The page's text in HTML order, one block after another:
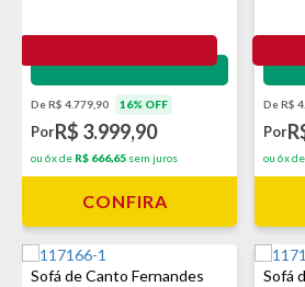
Impermeabilização - VEDA
De R$ 4.779,90 16% OFF
PorR$ 3.999,90
ou 6x de R$ 666,65 sem juros
CONFIRA
De R$
Por
ou 6x de
Sofá de Canto Fernandes
Sofá